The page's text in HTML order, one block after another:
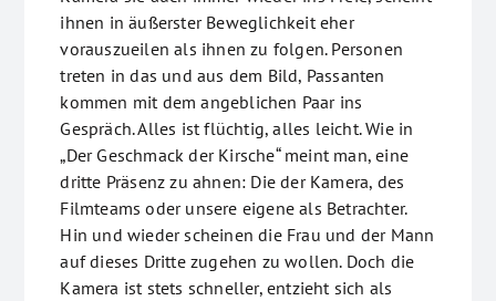
ihnen in äußerster Beweglichkeit eher
vorauszueilen als ihnen zu folgen. Personen
treten in das und aus dem Bild, Passanten
kommen mit dem angeblichen Paar ins
Gespräch. Alles ist flüchtig, alles leicht. Wie in
„Der Geschmack der Kirsche“ meint man, eine
dritte Präsenz zu ahnen: Die der Kamera, des
Filmteams oder unsere eigene als Betrachter.
Hin und wieder scheinen die Frau und der Mann
auf dieses Dritte zugehen zu wollen. Doch die
Kamera ist stets schneller, entzieht sich als